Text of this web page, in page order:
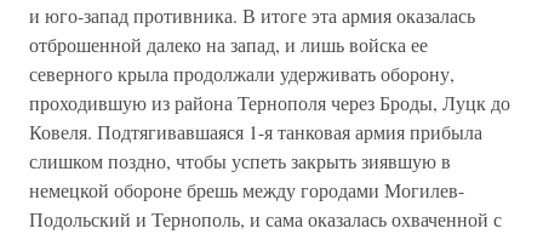
и юго-запад противника. В итоге эта армия оказалась
отброшенной далеко на запад, и лишь войска ее
северного крыла продолжали удерживать оборону,
проходившую из района Тернополя через Броды, Луцк до
Ковеля. Подтягивавшаяся 1-я танковая армия прибыла
слишком поздно, чтобы успеть закрыть зиявшую в
немецкой обороне брешь между городами Могилев-
Подольский и Тернополь, и сама оказалась охваченной с